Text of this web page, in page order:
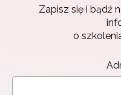
Zapisz się i bądź
o